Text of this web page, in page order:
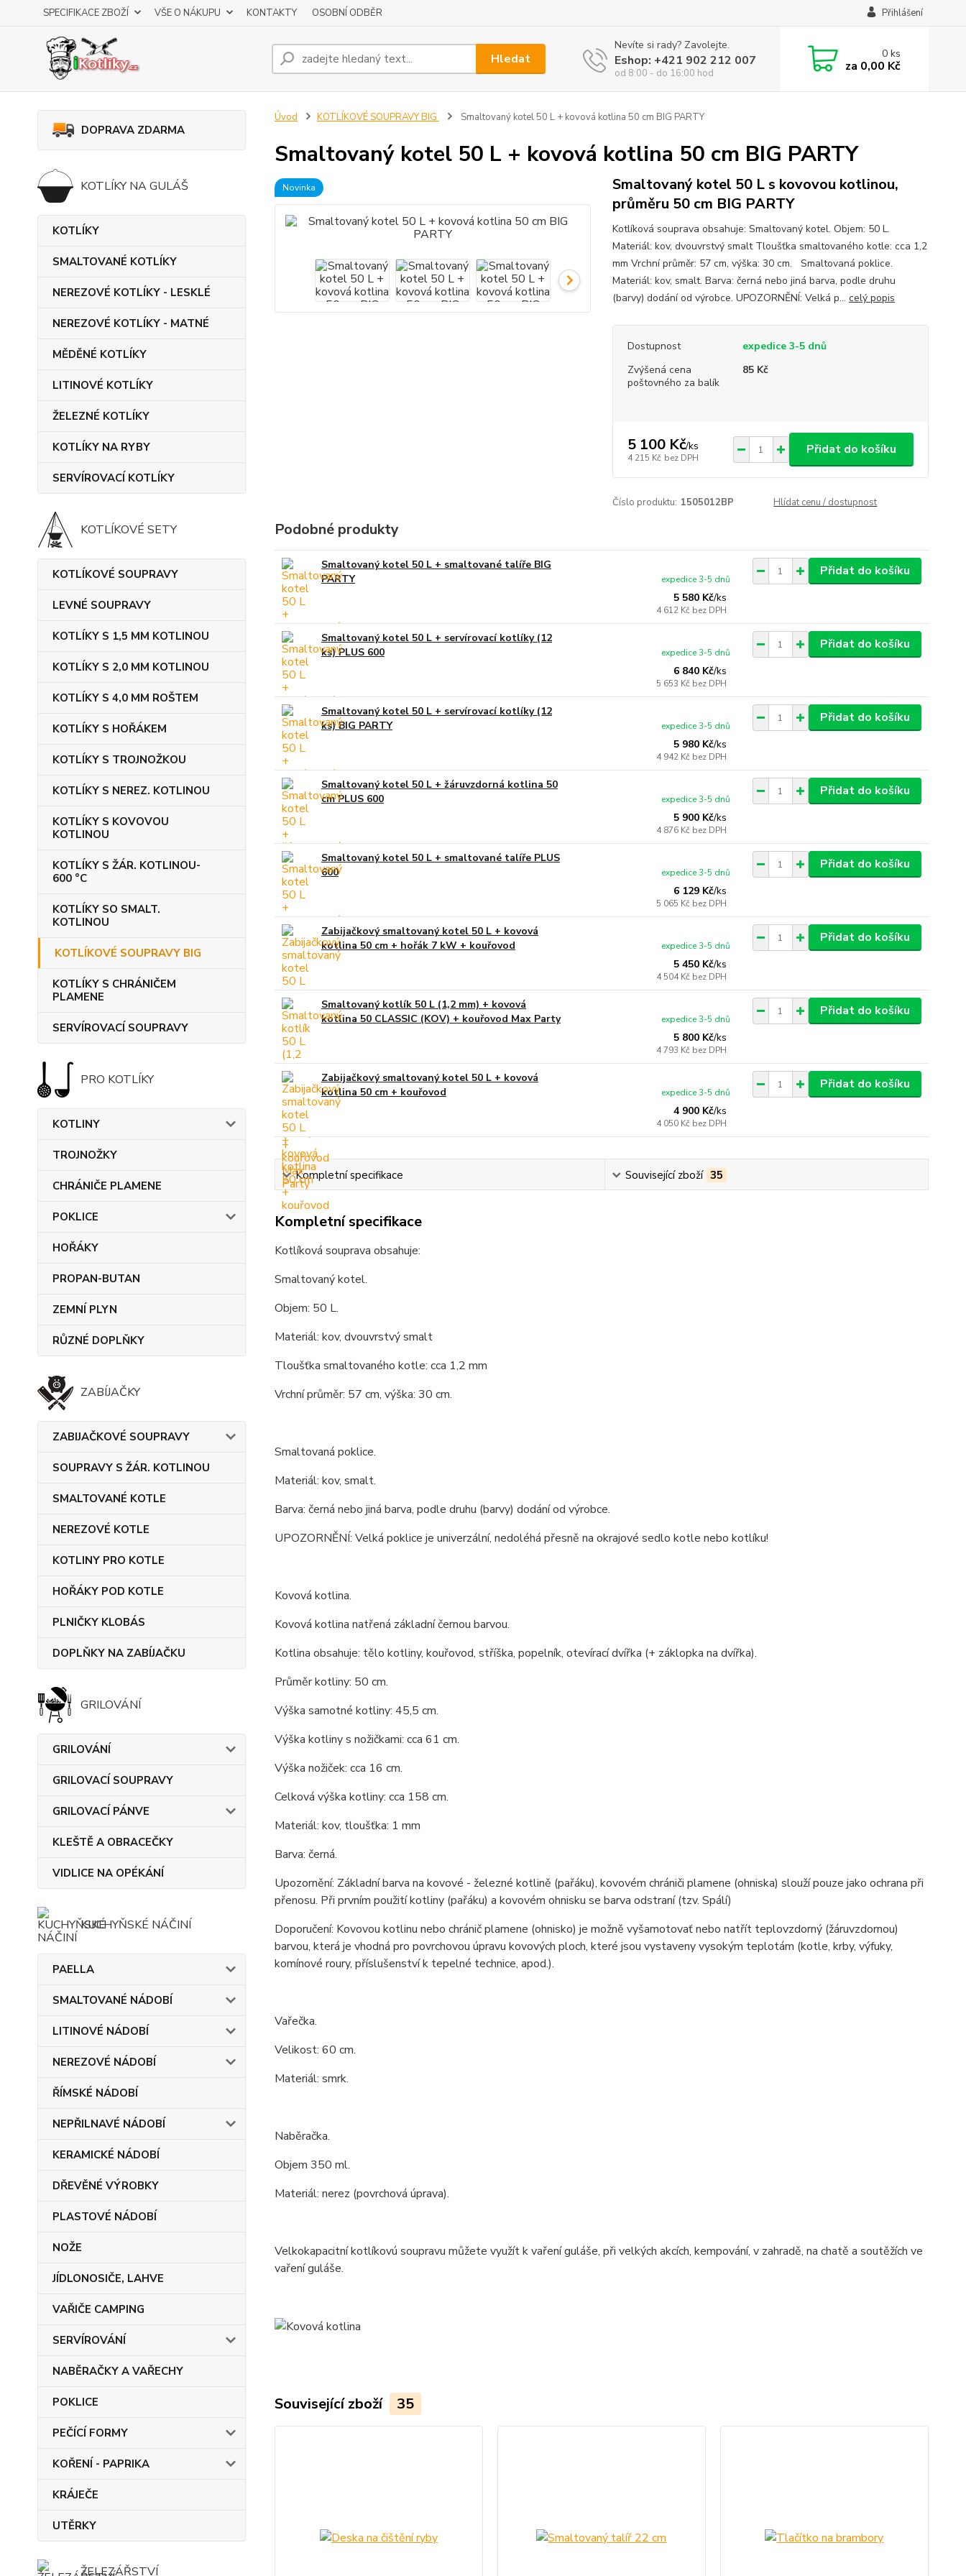
SPECIFIKACE ZBOŽÍ VŠE O NÁKUPU KONTAKTY OSOBNÍ ODBĚR Přihlášení
Hledat
Nevíte si rady? Zavolejte.
Eshop: +421 902 212 007
od 8:00 - do 16:00 hod
0ks
za 0,00 Kč
DOPRAVA ZDARMA
KOTLÍKY NA GULÁŠ
KOTLÍKY
SMALTOVANÉ KOTLÍKY
NEREZOVÉ KOTLÍKY - LESKLÉ
NEREZOVÉ KOTLÍKY - MATNÉ
MĚDĚNÉ KOTLÍKY
LITINOVÉ KOTLÍKY
ŽELEZNÉ KOTLÍKY
KOTLÍKY NA RYBY
SERVÍROVACÍ KOTLÍKY
KOTLÍKOVÉ SETY
KOTLÍKOVÉ SOUPRAVY
LEVNÉ SOUPRAVY
KOTLÍKY S 1,5 MM KOTLINOU
KOTLÍKY S 2,0 MM KOTLINOU
KOTLÍKY S 4,0 MM ROŠTEM
KOTLÍKY S HOŘÁKEM
KOTLÍKY S TROJNOŽKOU
KOTLÍKY S NEREZ. KOTLINOU
KOTLÍKY S KOVOVOU
KOTLINOU
KOTLÍKY S ŽÁR. KOTLINOU-
600 °C
KOTLÍKY SO SMALT.
KOTLINOU
KOTLÍKOVÉ SOUPRAVY BIG
KOTLÍKY S CHRÁNIČEM
PLAMENE
SERVÍROVACÍ SOUPRAVY
PRO KOTLÍKY
KOTLINY
TROJNOŽKY
CHRÁNIČE PLAMENE
POKLICE
HOŘÁKY
PROPAN-BUTAN
ZEMNÍ PLYN
RŮZNÉ DOPLŇKY
ZABÍJAČKY
ZABIJAČKOVÉ SOUPRAVY
SOUPRAVY S ŽÁR. KOTLINOU
SMALTOVANÉ KOTLE
NEREZOVÉ KOTLE
KOTLINY PRO KOTLE
HOŘÁKY POD KOTLE
PLNIČKY KLOBÁS
DOPLŇKY NA ZABÍJAČKU
GRILOVÁNÍ
GRILOVÁNÍ
GRILOVACÍ SOUPRAVY
GRILOVACÍ PÁNVE
KLEŠTĚ A OBRACEČKY
VIDLICE NA OPÉKÁNÍ
KUCHYŇSKÉ NÁČINÍ
PAELLA
SMALTOVANÉ NÁDOBÍ
LITINOVÉ NÁDOBÍ
NEREZOVÉ NÁDOBÍ
ŘÍMSKÉ NÁDOBÍ
NEPŘILNAVÉ NÁDOBÍ
KERAMICKÉ NÁDOBÍ
DŘEVĚNÉ VÝROBKY
PLASTOVÉ NÁDOBÍ
NOŽE
JÍDLONOSIČE, LAHVE
VAŘIČE CAMPING
SERVÍROVÁNÍ
NABĚRAČKY A VAŘECHY
POKLICE
PEČÍCÍ FORMY
KOŘENÍ - PAPRIKA
KRÁJEČE
UTĚRKY
ŽELEZÁŘSTVÍ
Úvod KOTLÍKOVÉ SOUPRAVY BIG Smaltovaný kotel 50 L + kovová kotlina 50 cm BIG PARTY
Smaltovaný kotel 50 L + kovová kotlina 50 cm BIG PARTY
Novinka
Smaltovaný kotel 50 L s kovovou kotlinou,
průměru 50 cm BIG PARTY
Kotlíková souprava obsahuje: Smaltovaný kotel. Objem: 50 L.
Materiál: kov, dvouvrstvý smalt Tloušťka smaltovaného kotle: cca 1,2
mm Vrchní průměr: 57 cm, výška: 30 cm. Smaltovaná poklice.
Materiál: kov, smalt. Barva: černá nebo jiná barva, podle druhu
(barvy) dodání od výrobce. UPOZORNĚNÍ: Velká p... celý popis
Dostupnost
expedice 3-5 dnů
Zvýšená cena
poštovného za balík
85 Kč
5 100 Kč/ks
4 215 Kč bez DPH
Přidat do košíku
Číslo produktu: 1505012BP Hlídat cenu / dostupnost
Podobné produkty
Smaltovaný kotel 50 L + smaltované talíře BIG
PARTY
5 580 Kč/ks
4 612 Kč bez DPH
expedice 3-5 dnů
Přidat do košíku
Smaltovaný kotel 50 L + servírovací kotlíky (12
ks) PLUS 600
6 840 Kč/ks
5 653 Kč bez DPH
expedice 3-5 dnů
Přidat do košíku
Smaltovaný kotel 50 L + servírovací kotlíky (12
ks) BIG PARTY
5 980 Kč/ks
4 942 Kč bez DPH
expedice 3-5 dnů
Přidat do košíku
Smaltovaný kotel 50 L + žáruvzdorná kotlina 50
cm PLUS 600
5 900 Kč/ks
4 876 Kč bez DPH
expedice 3-5 dnů
Přidat do košíku
Smaltovaný kotel 50 L + smaltované talíře PLUS
600
6 129 Kč/ks
5 065 Kč bez DPH
expedice 3-5 dnů
Přidat do košíku
Zabijačkový smaltovaný kotel 50 L + kovová
kotlina 50 cm + hořák 7 kW + kouřovod
5 450 Kč/ks
4 504 Kč bez DPH
expedice 3-5 dnů
Přidat do košíku
Smaltovaný kotlík 50 L (1,2 mm) + kovová
kotlina 50 CLASSIC (KOV) + kouřovod Max Party
5 800 Kč/ks
4 793 Kč bez DPH
expedice 3-5 dnů
Přidat do košíku
Zabijačkový smaltovaný kotel 50 L + kovová
kotlina 50 cm + kouřovod
4 900 Kč/ks
4 050 Kč bez DPH
expedice 3-5 dnů
Přidat do košíku
Kompletní specifikace Související zboží 35
Kompletní specifikace
Kotlíková souprava obsahuje:
Smaltovaný kotel.
Objem: 50 L.
Materiál: kov, dvouvrstvý smalt
Tloušťka smaltovaného kotle: cca 1,2 mm
Vrchní průměr: 57 cm, výška: 30 cm.
Smaltovaná poklice.
Materiál: kov, smalt.
Barva: černá nebo jiná barva, podle druhu (barvy) dodání od výrobce.
UPOZORNĚNÍ: Velká poklice je univerzální, nedoléhá přesně na okrajové sedlo kotle nebo kotlíku!
Kovová kotlina.
Kovová kotlina natřená základní černou barvou.
Kotlina obsahuje: tělo kotliny, kouřovod, stříška, popelník, otevírací dvířka (+ záklopka na dvířka).
Průměr kotliny: 50 cm.
Výška samotné kotliny: 45,5 cm.
Výška kotliny s nožičkami: cca 61 cm.
Výška nožiček: cca 16 cm.
Celková výška kotliny: cca 158 cm.
Materiál: kov, tloušťka: 1 mm
Barva: černá.
Upozornění: Základní barva na kovové - železné kotlině (pařáku), kovovém chrániči plamene (ohniska) slouží pouze jako ochrana při
přenosu. Při prvním použití kotliny (pařáku) a kovovém ohnisku se barva odstraní (tzv. Spálí)
Doporučení: Kovovou kotlinu nebo chránič plamene (ohnisko) je možně vyšamotovať nebo natřít teplovzdorný (žáruvzdornou)
barvou, která je vhodná pro povrchovou úpravu kovových ploch, které jsou vystaveny vysokým teplotám (kotle, krby, výfuky,
komínové roury, příslušenství k tepelné technice, apod.).
Vařečka.
Velikost: 60 cm.
Materiál: smrk.
Naběračka.
Objem 350 ml.
Materiál: nerez (povrchová úprava).
Velkokapacitní kotlíkovú soupravu můžete využít k vaření guláše, při velkých akcích, kempování, v zahradě, na chatě a soutěžích ve
vaření guláše.
Související zboží 35